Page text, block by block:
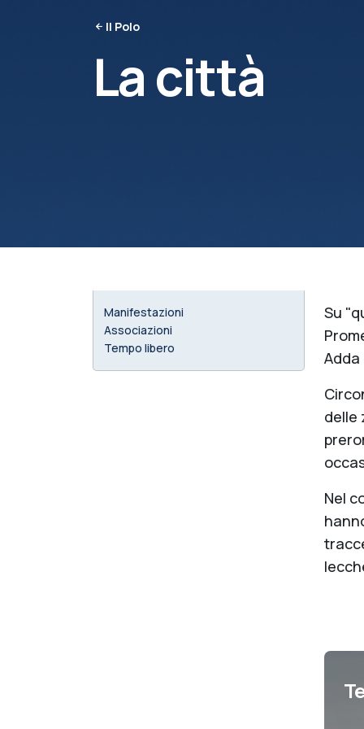
Il Polo
La città
Manifestazioni
Associazioni
Tempo libero
Su
Adda
delle
Nel